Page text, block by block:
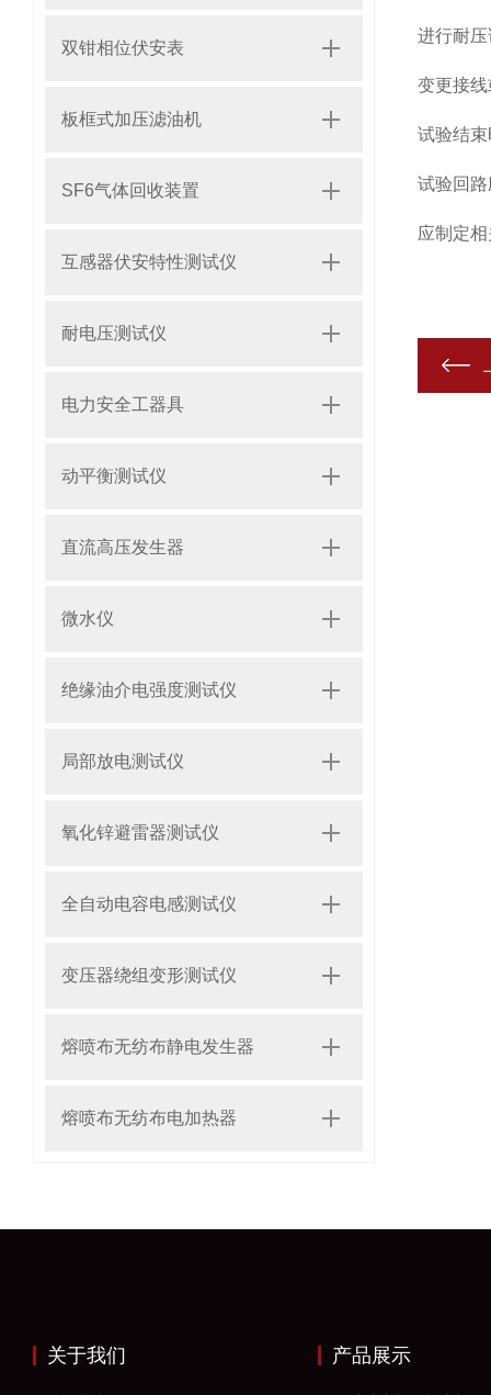
双钳相位伏安表
板框式加压滤油机
SF6气体回收装置
互感器伏安特性测试仪
耐电压测试仪
电力安全工器具
动平衡测试仪
直流高压发生器
微水仪
绝缘油介电强度测试仪
局部放电测试仪
氧化锌避雷器测试仪
全自动电容电感测试仪
变压器绕组变形测试仪
熔喷布无纺布静电发生器
熔喷布无纺布电加热器
进行耐
变更接
试验结
试验回
应制定
关于我们 产品展示